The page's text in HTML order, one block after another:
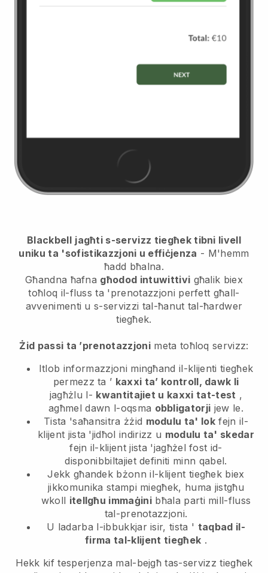
Blackbell jagħti s-servizz tiegħek tibni livell
uniku ta 'sofistikazzjoni u effiċjenza - M'hemm
ħadd bħalna.
Għandna ħafna għodod intuwittivi għalik biex
toħloq il-fluss ta 'prenotazzjoni perfett għall-
avvenimenti u s-servizzi tal-ħanut tal-ħardwer
tiegħek.
Żid passi ta ’prenotazzjonimeta toħloq servizz:
Itlob informazzjoni mingħand il-klijenti tiegħek
permezz ta ’ kaxxi ta’ kontroll, dawk li
jagħżlu l- kwantitajiet u kaxxi tat-test ,
agħmel dawn l-oqsma obbligatorji jew le.
Tista 'saħansitra żżid modulu ta' lokfejn il-
klijent jista 'jidħol indirizz u modulu ta' skedar
fejn il-klijent jista 'jagħżel fost id-
disponibbiltajiet definiti minn qabel.
Jekk għandek bżonn il-klijent tiegħek biex
jikkomunika stampi miegħek, huma jistgħu
wkoll itellgħu immaġini bħala parti mill-fluss
tal-prenotazzjoni.
U ladarba l-ibbukkjar isir, tista ' taqbad il-
firma tal-klijent tiegħek .
Hekk kif tesperjenza mal-bejgħ tas-servizz tiegħek